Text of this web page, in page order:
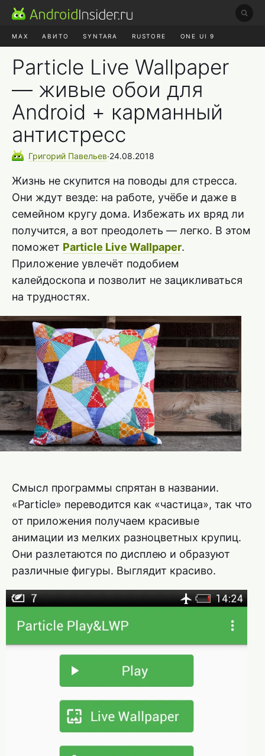
MAX АВИТО SYNTARA RUSTORE ONE UI 9
Particle Live Wallpaper
— живые обои для
Android + карманный
антистресс
Григорий Павельев∙24.08.2018
Жизнь не скупится на поводы для стресса.
Они ждут везде: на работе, учёбе и даже в
семейном кругу дома. Избежать их вряд ли
получится, а вот преодолеть — легко. В этом
поможет Particle Live Wallpaper.
Приложение увлечёт подобием
калейдоскопа и позволит не зацикливаться
на трудностях.
Смысл программы спрятан в названии.
«Particle» переводится как «частица», так что
от приложения получаем красивые
анимации из мелких разноцветных крупиц.
Они разлетаются по дисплею и образуют
различные фигуры. Выглядит красиво.